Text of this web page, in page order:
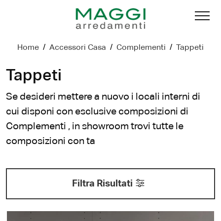
Home / Accessori Casa / Complementi / Tappeti
Tappeti
Se desideri mettere a nuovo i locali interni di
cui disponi con esclusive composizioni di
Complementi , in showroom trovi tutte le
composizioni con ta
Filtra Risultati